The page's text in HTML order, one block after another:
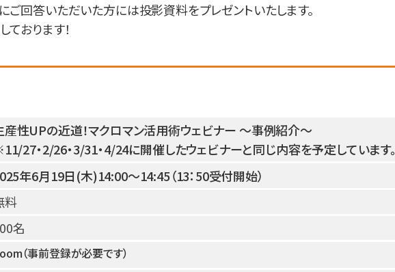
ご回答いただいた方には投影資料をプレゼントいたします。
おります！
産性UPの近道！マクロマン活用術ウェビナー ～事例紹介～
27・2/26・3/31・4/24に開催したウェビナーと同じ内容を予定しています。
年6月19日(木)14:00～14:45（13：50受付開始）
料
名
（事前登録が必要です）